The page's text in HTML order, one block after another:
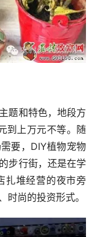
题和特色，地段方
到上万元不等。随
要，DIY植物宠物
步行街，还是在学
扎堆经营的夜市旁
尚的投资形式。